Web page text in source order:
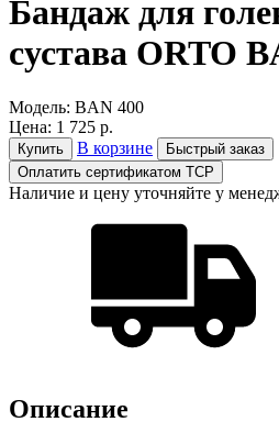
Бандаж для
сустава ORTO
Модель: BAN 400
Цена: 1 725 р.
Купить В корзине
Быстрый заказ
Оплатить сертификатом ТСР
Наличие и цену уточняйте у
Описание